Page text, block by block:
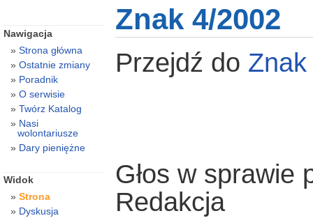
Znak 4/2002
Przejdź do
Głos w sprawie
Redakcja
Nawigacja
Strona główna
Ostatnie zmiany
Poradnik
O serwisie
Twórz Katalog
Nasi
wolontariusze
Dary pieniężne
Widok
Strona
Dyskusja